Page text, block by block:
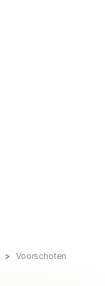
Voorschoten